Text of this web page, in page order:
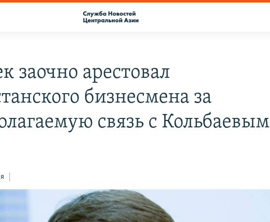
заочно арестовал
бизнесмена за
связь с Кольбаевым